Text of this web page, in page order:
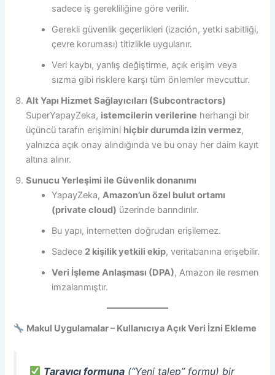
sadece iş gerekliliğine göre verilir.
Gerekli güvenlik geçerlikleri (ización, yetki sabitliği,
çevre koruması) titizlikle uygulanır.
Veri kaybı, yanlış değiştirme, açık erişim veya
sızma gibi risklere karşı tüm önlemler mevcuttur.
Alt Yapı Hizmet Sağlayıcıları (Subcontractors)
SuperYapayZeka, istemcilerin verilerine herhangi bir
üçüncü tarafın erişimini hiçbir durumda izin vermez,
yalnızca açık onay alındığında ve bu onay her daim kayıt
altına alınır.
Sunucu Yerleşimi ile Güvenlik donanımı
YapayZeka, Amazon’un özel bulut ortamı
(private cloud) üzerinde barındırılır.
Bu yapı, internetten doğrudan erişilemez.
Sadece 2 kişilik yetkili ekip, veritabanına erişebilir.
Veri İşleme Anlaşması (DPA), Amazon ile resmen
imzalanmıştır.
Makul Uygulamalar – Kullanıcıya Açık Veri İzni Ekleme
Tarayıcı formuna(“Yeni talep” formu) bir